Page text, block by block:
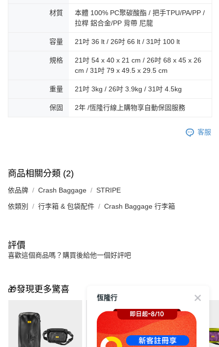
材質
本體 100% PC聚碳酸酯 / 把手TPU/PA/PP /
拉桿 鋁合金/PP 背帶 尼龍
容量 21吋 36 lt / 26吋 66 lt / 31吋 100 lt
規格
21吋 54 x 40 x 21 cm / 26吋 68 x 45 x 26
cm / 31吋 79 x 49.5 x 29.5 cm
重量 21吋 3kg / 26吋 3.9kg / 31吋 4.5kg
保固 2年 /恆隆行線上購物享自動保固服務
客服
商品相關分類 (2)
依品牌 Crash Baggage STRIPE
依類別 行李箱 & 包袋配件 Crash Baggage 行李箱
評價
喜歡這個商品嗎？購買後給他一個好評吧
🎁發現更多驚喜
恆隆行